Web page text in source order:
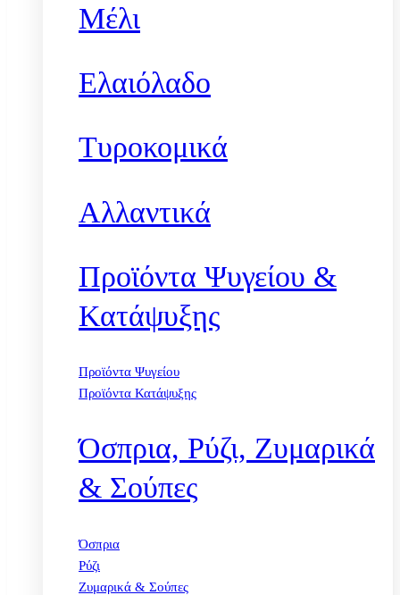
Μέλι
Ελαιόλαδο
Τυροκομικά
Αλλαντικά
Προϊόντα Ψυγείου &
Κατάψυξης
Προϊόντα Ψυγείου
Προϊόντα Κατάψυξης
Όσπρια, Ρύζι, Ζυμαρικά
& Σούπες
Όσπρια
Ρύζι
Ζυμαρικά & Σούπες